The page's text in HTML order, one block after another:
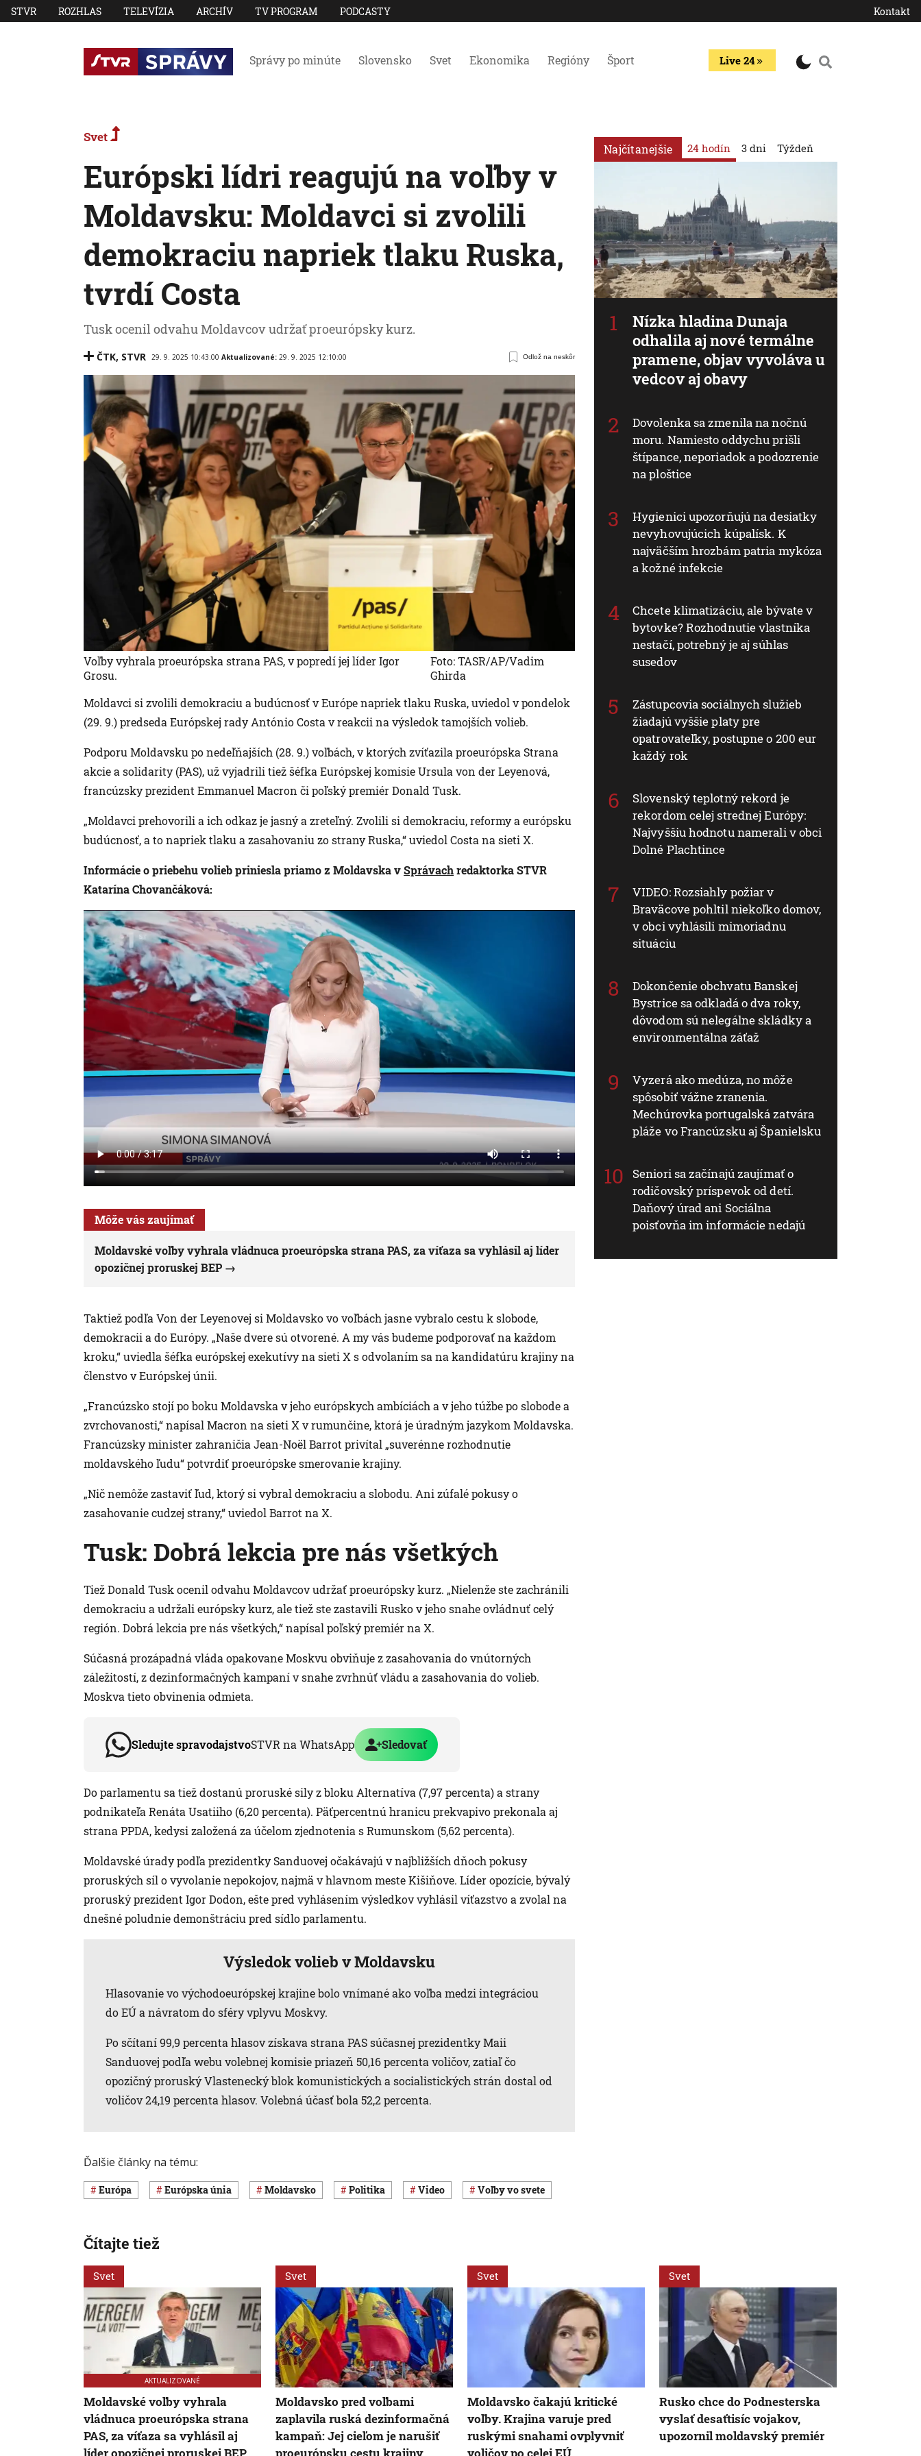
STVR ROZHLAS TELEVÍZIA ARCHÍV TV PROGRAM PODCASTY Kontakt
Správy po minúte Slovensko Svet Ekonomika Regióny Šport Live 24
Svet
Európski lídri reagujú na voľby v
Moldavsku: Moldavci si zvolili
demokraciu napriek tlaku Ruska,
tvrdí Costa
Tusk ocenil odvahu Moldavcov udržať proeurópsky kurz.
ČTK, STVR 29. 9. 2025 10:43:00 Aktualizované: 29. 9. 2025 12:10:00 Odlož na neskôr
Voľby vyhrala proeurópska strana PAS, v popredí jej líder Igor
Grosu.
Foto: TASR/AP/Vadim
Ghirda
Moldavci si zvolili demokraciu a budúcnosť v Európe napriek tlaku Ruska, uviedol v pondelok
(29. 9.) predseda Európskej rady António Costa v reakcii na výsledok tamojších volieb.
Podporu Moldavsku po nedeľňajších (28. 9.) voľbách, v ktorých zvíťazila proeurópska Strana
akcie a solidarity (PAS), už vyjadrili tiež šéfka Európskej komisie Ursula von der Leyenová,
francúzsky prezident Emmanuel Macron či poľský premiér Donald Tusk.
„Moldavci prehovorili a ich odkaz je jasný a zreteľný. Zvolili si demokraciu, reformy a európsku
budúcnosť, a to napriek tlaku a zasahovaniu zo strany Ruska,“ uviedol Costa na sieti X.
Informácie o priebehu volieb priniesla priamo z Moldavska vSprávachredaktorka STVR
Katarína Chovančáková:
Môže vás zaujímať
Moldavské voľby vyhrala vládnuca proeurópska strana PAS, za víťaza sa vyhlásil aj líder
opozičnej proruskej BEP
Taktiež podľa Von der Leyenovej si Moldavsko vo voľbách jasne vybralo cestu k slobode,
demokracii a do Európy. „Naše dvere sú otvorené. A my vás budeme podporovať na každom
kroku,“ uviedla šéfka európskej exekutívy na sieti X s odvolaním sa na kandidatúru krajiny na
členstvo v Európskej únii.
„Francúzsko stojí po boku Moldavska v jeho európskych ambíciách a v jeho túžbe po slobode a
zvrchovanosti,“ napísal Macron na sieti X v rumunčine, ktorá je úradným jazykom Moldavska.
Francúzsky minister zahraničia Jean-Noël Barrot privítal „suverénne rozhodnutie
moldavského ľudu“ potvrdiť proeurópske smerovanie krajiny.
„Nič nemôže zastaviť ľud, ktorý si vybral demokraciu a slobodu. Ani zúfalé pokusy o
zasahovanie cudzej strany,“ uviedol Barrot na X.
Tusk: Dobrá lekcia pre nás všetkých
Tiež Donald Tusk ocenil odvahu Moldavcov udržať proeurópsky kurz. „Nielenže ste zachránili
demokraciu a udržali európsky kurz, ale tiež ste zastavili Rusko v jeho snahe ovládnuť celý
región. Dobrá lekcia pre nás všetkých,“ napísal poľský premiér na X.
Súčasná prozápadná vláda opakovane Moskvu obviňuje z zasahovania do vnútorných
záležitostí, z dezinformačných kampaní v snahe zvrhnúť vládu a zasahovania do volieb.
Moskva tieto obvinenia odmieta.
Sledujte spravodajstvoSTVR na WhatsApp Sledovať
Do parlamentu sa tiež dostanú proruské sily z bloku Alternatíva (7,97 percenta) a strany
podnikateľa Renáta Usatiiho (6,20 percenta). Päťpercentnú hranicu prekvapivo prekonala aj
strana PPDA, kedysi založená za účelom zjednotenia s Rumunskom (5,62 percenta).
Moldavské úrady podľa prezidentky Sanduovej očakávajú v najbližších dňoch pokusy
proruských síl o vyvolanie nepokojov, najmä v hlavnom meste Kišiňove. Líder opozície, bývalý
proruský prezident Igor Dodon, ešte pred vyhlásením výsledkov vyhlásil víťazstvo a zvolal na
dnešné poludnie demonštráciu pred sídlo parlamentu.
Výsledok volieb v Moldavsku
Hlasovanie vo východoeurópskej krajine bolo vnímané ako voľba medzi integráciou
do EÚ a návratom do sféry vplyvu Moskvy.
Po sčítaní 99,9 percenta hlasov získava strana PAS súčasnej prezidentky Maii
Sanduovej podľa webu volebnej komisie priazeň 50,16 percenta voličov, zatiaľ čo
opozičný proruský Vlastenecký blok komunistických a socialistických strán dostal od
voličov 24,19 percenta hlasov. Volebná účasť bola 52,2 percenta.
Ďalšie články na tému:
Európa Európska únia Moldavsko Politika Video voľby vo svete
Najčítanejšie 24 hodín
Nízka hladina Dunaja
odhalila aj nové termálne
pramene, objav vyvoláva u
vedcov aj obavy
Dovolenka sa zmenila na nočnú
moru. Namiesto oddychu prišli
štípance, neporiadok a podozrenie
na ploštice
Hygienici upozorňujú na desiatky
nevyhovujúcich kúpalísk. K
najväčším hrozbám patria mykóza
a kožné infekcie
Chcete klimatizáciu, ale bývate v
bytovke? Rozhodnutie vlastníka
nestačí, potrebný je aj súhlas
susedov
Zástupcovia sociálnych služieb
žiadajú vyššie platy pre
opatrovateľky, postupne o 200 eur
každý rok
Slovenský teplotný rekord je
rekordom celej strednej Európy:
Najvyššiu hodnotu namerali v obci
Dolné Plachtince
VIDEO: Rozsiahly požiar v
Braväcove pohltil niekoľko domov,
v obci vyhlásili mimoriadnu
situáciu
Dokončenie obchvatu Banskej
Bystrice sa odkladá o dva roky,
dôvodom sú nelegálne skládky a
environmentálna záťaž
Vyzerá ako medúza, no môže
spôsobiť vážne zranenia.
Mechúrovka portugalská zatvára
pláže vo Francúzsku aj Španielsku
Seniori sa začínajú zaujímať o
rodičovský príspevok od detí.
Daňový úrad ani Sociálna
poisťovňa im informácie nedajú
3 dni Týždeň
Čítajte tiež
Svet
AKTUALIZOVANÉ
Moldavské voľby vyhrala
vládnuca proeurópska strana
PAS, za víťaza sa vyhlásil aj
líder opozičnej proruskej BEP
Svet
Moldavsko pred voľbami
zaplavila ruská dezinformačná
kampaň: Jej cieľom je narušiť
proeurópsku cestu krajiny
Svet
Moldavsko čakajú kritické
voľby. Krajina varuje pred
ruskými snahami ovplyvniť
voličov po celej EÚ
Svet
Rusko chce do Podnesterska
vyslať desaťtisíc vojakov,
upozornil moldavský premiér